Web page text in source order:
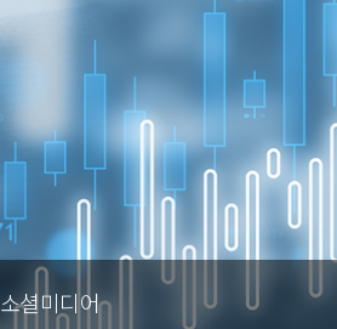
소셜미디어